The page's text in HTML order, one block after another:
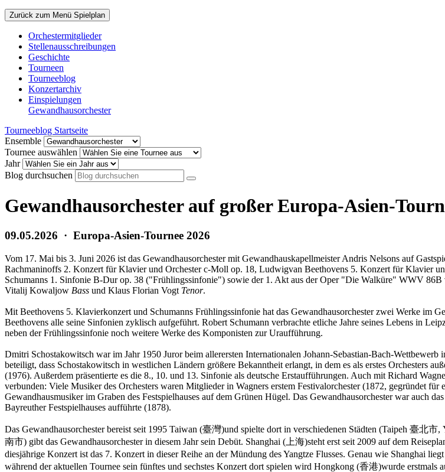
Zurück zum Menü Spielplan
Orchestermitglieder
Stellenausschreibungen
Geschichte
Tourneen
Tourneeblog
Konzertarchiv
Einspielungen
Gewandhaus­orchester
Tourneeblog Startseite
Ensemble
Tournee auswählen
Jahr
Blog durchsuchen
Gewandhausorchester auf großer Europa-Asien-
09.05.2026 · Europa-Asien-Tournee 2026
Vom 17. Mai bis 3. Juni 2026 ist das Gewandhausorchester mit Gewandhauskapellmeister Andris Nelsons auf
Rachmaninoffs 2. Konzert für Klavier und Orchester c-Moll op. 18, Ludwigvan Beethovens 5. Konzert für Klavier
Schumanns 1. Sinfonie B-Dur op. 38 ("Frühlingssinfonie") sowie der 1. Akt aus der Oper "Die Walküre" WWV 86B
Vitalij Kowaljow Bass und Klaus Florian Vogt Tenor.
Mit Beethovens 5. Klavierkonzert und Schumanns Frühlingssinfonie hat das Gewandhausorchester zwei Werke im
Beethovens alle seine Sinfonien zyklisch aufgeführt. Robert Schumann verbrachte etliche Jahre seines Lebens in
neben der Frühlingssinfonie noch weitere Werke des Komponisten zur Uraufführung.
Dmitri Schostakowitsch war im Jahr 1950 Juror beim allerersten Internationalen Johann-Sebastian-Bach-
beteiligt, dass Schostakowitsch in westlichen Ländern größere Bekanntheit erlangt, in dem es als erstes Orchesters
(1976). Außerdem präsentierte es die 8., 10. und 13. Sinfonie als deutsche Erstaufführungen. Auch mit Richard
verbunden: Viele Musiker des Orchesters waren Mitglieder in Wagners erstem Festivalorchester (1872, gegründet
Gewandhausmusiker im Graben des Festspielhauses auf dem Grünen Hügel. Das Gewandhausorchester war auch
Bayreuther Festspielhauses aufführte (1878).
Das Gewandhausorchester bereist seit 1995 Taiwan (臺灣)und spielte dort in verschiedenen Städten (Taipeh 臺
南市) gibt das Gewandhausorchester in diesem Jahr sein Debüt. Shanghai (上海)steht erst seit 2009 auf dem
diesjährige Konzert ist das 7. Konzert in dieser Reihe an der Mündung des Yangtze Flusses. Genau wie Shanghai
während der aktuellen Tournee sein fünftes und sechstes Konzert dort spielen wird Hongkong (香港)wurde erstmals